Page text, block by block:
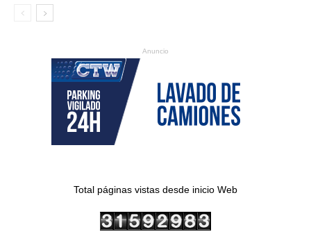
Anuncio
Total páginas vistas desde inicio Web